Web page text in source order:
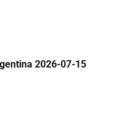
2026-07-15